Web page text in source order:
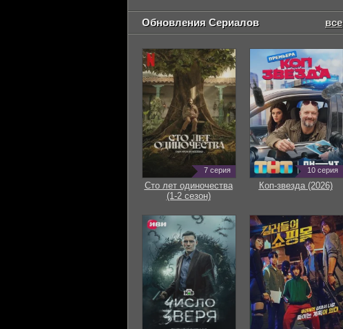
Обновления Сериалов все
7 серия
Сто лет одиночества
(1-2 сезон)
10 серия
Коп-звезда (2026)